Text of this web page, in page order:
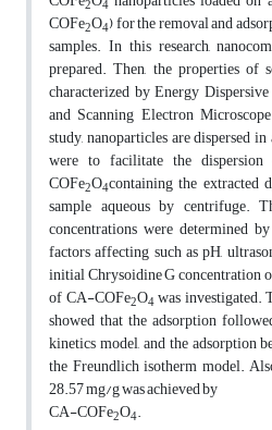
2 4
COFe2O4) for the removal and
samples. In this research,
prepared. Then, the properties of
characterized by Energy
and Scanning Electron
study, nanoparticles are dispersed
were to facilitate the
COFe2O4containing the extracted
sample aqueous by centrifuge.
concentrations were determined
factors affecting such as pH,
initial Chrysoidine G concentration
of CA-COFe2O4was investigated.
showed that the adsorption
kinetics model, and the adsorption
the Freundlich isotherm model.
28.57 mg/g was achieved by
CA-COFe2O4.